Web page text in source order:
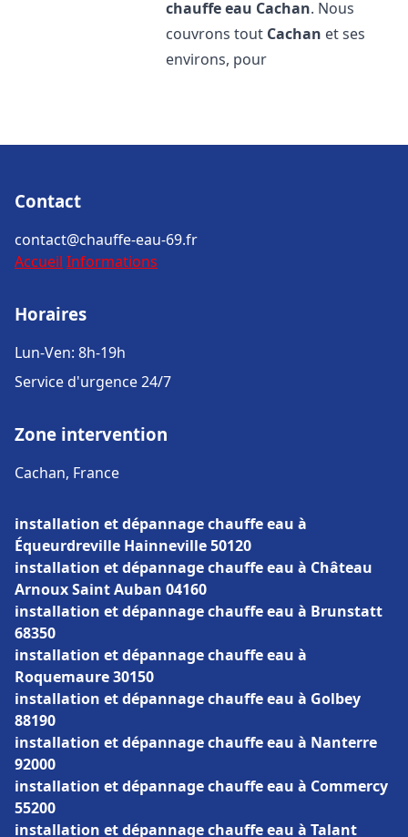
chauffe eau Cachan. Nous
couvrons tout Cachan et ses
environs, pour
Contact
contact@chauffe-eau-69.fr
Accueil Informations
Horaires
Lun-Ven: 8h-19h
Service d'urgence 24/7
Zone intervention
Cachan, France
installation et dépannage chauffe eau à
Équeurdreville Hainneville 50120
installation et dépannage chauffe eau à Château
Arnoux Saint Auban 04160
installation et dépannage chauffe eau à Brunstatt
68350
installation et dépannage chauffe eau à
Roquemaure 30150
installation et dépannage chauffe eau à Golbey
88190
installation et dépannage chauffe eau à Nanterre
92000
installation et dépannage chauffe eau à Commercy
55200
installation et dépannage chauffe eau à Talant